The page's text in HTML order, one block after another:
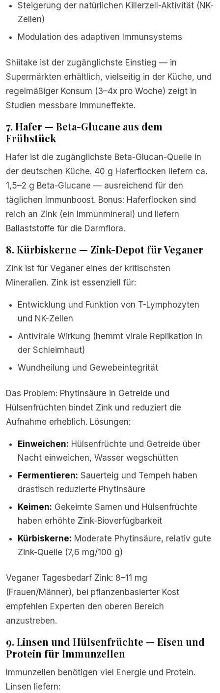
Steigerung der natürlichen Killerzell-Aktivität (NK-
Zellen)
Modulation des adaptiven Immunsystems
Shiitake ist der zugänglichste Einstieg — in
Supermärkten erhältlich, vielseitig in der Küche, und
regelmäßiger Konsum (3–4x pro Woche) zeigt in
Studien messbare Immuneffekte.
7. Hafer — Beta-Glucane aus dem
Frühstück
Hafer ist die zugänglichste Beta-Glucan-Quelle in
der deutschen Küche. 40 g Haferflocken liefern ca.
1,5–2 g Beta-Glucane — ausreichend für den
täglichen Immunboost. Bonus: Haferflocken sind
reich an Zink (ein Immunmineral) und liefern
Ballaststoffe für die Darmflora.
8. Kürbiskerne — Zink-Depot für Veganer
Zink ist für Veganer eines der kritischsten
Mineralien. Zink ist essenziell für:
Entwicklung und Funktion von T-Lymphozyten
und NK-Zellen
Antivirale Wirkung (hemmt virale Replikation in
der Schleimhaut)
Wundheilung und Gewebeintegrität
Das Problem: Phytinsäure in Getreide und
Hülsenfrüchten bindet Zink und reduziert die
Aufnahme erheblich. Lösungen:
Einweichen: Hülsenfrüchte und Getreide über
Nacht einweichen, Wasser wegschütten
Fermentieren: Sauerteig und Tempeh haben
drastisch reduzierte Phytinsäure
Keimen: Gekeimte Samen und Hülsenfrüchte
haben erhöhte Zink-Bioverfügbarkeit
Kürbiskerne: Moderate Phytinsäure, relativ gute
Zink-Quelle (7,6 mg/100 g)
Veganer Tagesbedarf Zink: 8–11 mg
(Frauen/Männer), bei pflanzenbasierter Kost
empfehlen Experten den oberen Bereich
anzustreben.
9. Linsen und Hülsenfrüchte — Eisen und
Protein für Immunzellen
Immunzellen benötigen viel Energie und Protein.
Linsen liefern: